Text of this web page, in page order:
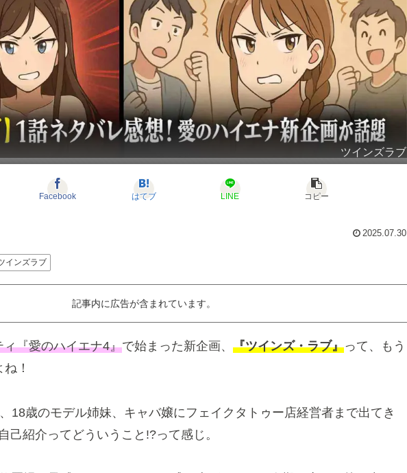
ツインズラブ
Facebook はてブ LINE コピー
2025.07.30
インズラブ
記事内に広告が含まれています。
『愛のハイエナ4』で始まった新企画、 『ツインズ・ラブ』って、もう
！
18歳のモデル姉妹、キャバ嬢にフェイクタトゥー店経営者まで出てき
己紹介ってどういうこと!?って感じ。